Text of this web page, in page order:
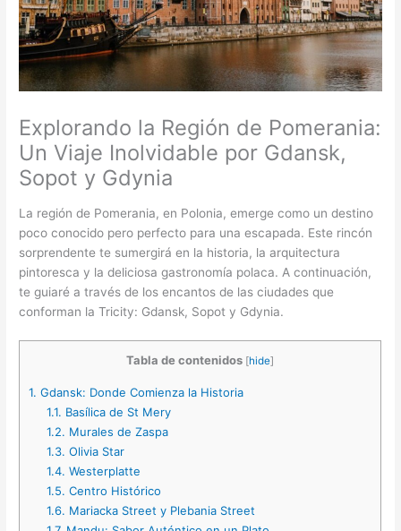
Explorando la Región de Pomerania:
Un Viaje Inolvidable por Gdansk,
Sopot y Gdynia
La región de Pomerania, en Polonia, emerge como un destino
poco conocido pero perfecto para una escapada. Este rincón
sorprendente te sumergirá en la historia, la arquitectura
pintoresca y la deliciosa gastronomía polaca. A continuación,
te guiaré a través de los encantos de las ciudades que
conforman la Tricity: Gdansk, Sopot y Gdynia.
Tabla de contenidos [hide]
1. Gdansk: Donde Comienza la Historia
1.1. Basílica de St Mery
1.2. Murales de Zaspa
1.3. Olivia Star
1.4. Westerplatte
1.5. Centro Histórico
1.6. Mariacka Street y Plebania Street